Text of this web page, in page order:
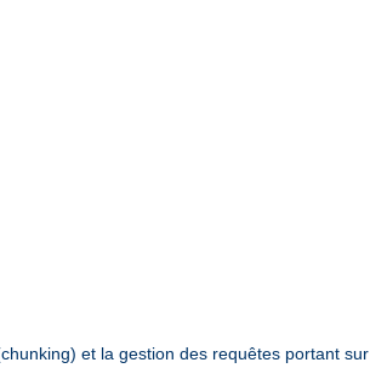
et la gestion des requêtes portant sur